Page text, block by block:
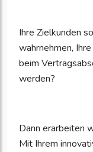
Ihre Zielkunden
wahrnehmen,
beim
werden?
Dann erarbeiten
Mit Ihrem